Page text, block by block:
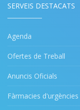
SERVEIS DESTACATS
Agenda
Ofertes de Treball
Anuncis Oficials
Fàrmacies d'urgències